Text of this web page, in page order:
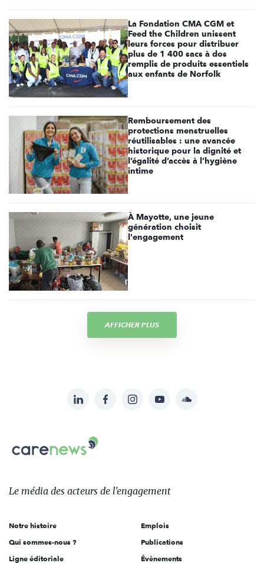
La Fondation CMA CGM et
Feed the Children unissent
leurs forces pour distribuer
plus de 1 400 sacs à dos
remplis de produits essentiels
aux enfants de Norfolk
Remboursement des
protections menstruelles
réutilisables : une avancée
historique pour la dignité et
l’égalité d’accès à l’hygiène
intime
À Mayotte, une jeune
génération choisit
l'engagement
AFFICHER PLUS
sur:
LinkedInFacebookInstagramYouTubeSoundcloud
Carenews,
Le
des
l'engagement
Le média des acteurs de l'engagement
Notre histoire
Qui sommes-nous ?
Ligne éditoriale
Emplois
Publications
Évènements